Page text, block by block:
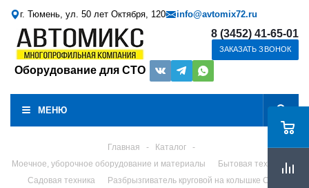
г. Тюмень, ул. 50 лет Октября, 120 info@avtomix72.ru
Оборудование для СТО
8 (3452) 41-65-01
ЗАКАЗАТЬ ЗВОНОК
МЕНЮ
Главная - Каталог
-
Моечное, уборочное оборудование и материалы
Бытовая техника
Садовая техника
Разбрызгиватель круговой на колышке CS 9